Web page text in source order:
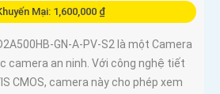
Mại: 1,600,000 ₫
GN-A-PV-S2 là một Camera
camera an ninh. Với công nghệ tiết
CMOS, camera này cho phép xem